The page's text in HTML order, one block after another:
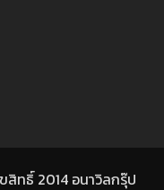
สิทธิ์ 2014 อนาวิลกรุ๊ป